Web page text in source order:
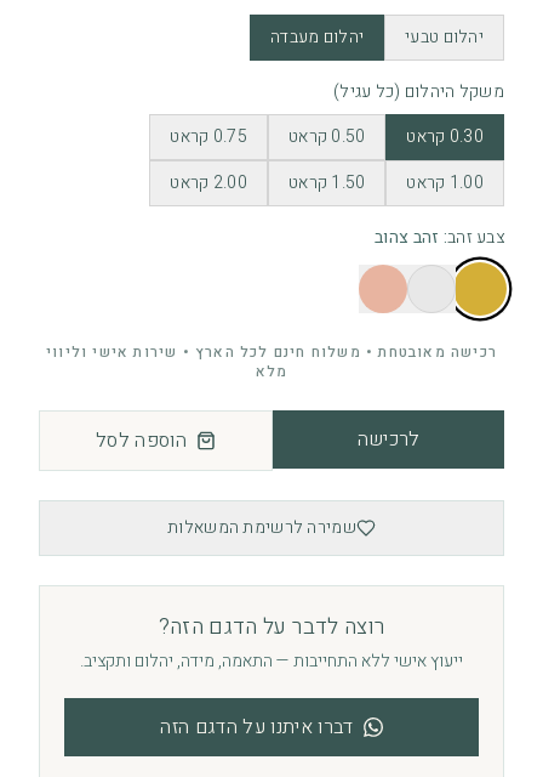
יהלום טבעי
יהלום מעבדה
משקל היהלום (כל עגיל)
0.30 קראט
0.50 קראט
0.75 קראט
1.00 קראט
1.50 קראט 2.00 קראט
צבע זהב: זהב צהוב
רכישה מאובטחת • משלוח חינם לכל הארץ • שירות אישי וליווי
מלא
לרכישה הוספה לסל
שמירה לרשימת המשאלות
רוצה לדבר על הדגם הזה?
ייעוץ אישי ללא התחייבות — התאמה, מידה, יהלום ותקציב.
דברו איתנו על הדגם הזה